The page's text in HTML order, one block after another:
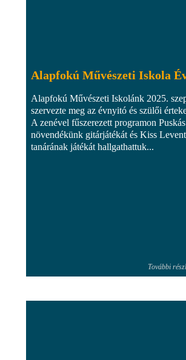
Alapfokú Művészeti Iskola
Alapfokú Művészeti Iskolánk 2025.
szervezte meg az évnyitó és szülői
A zenével fűszerezett programon
növendékünk gitárjátékát és Kiss
tanárának játékát hallgathattuk...
További